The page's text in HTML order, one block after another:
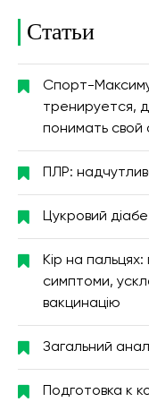
Статьи
Спорт-
тренируется,
понимать свой
ПЛР:
Цукровий
Кір на
симптоми,
вакцинацію
Загальний
Подготовка к